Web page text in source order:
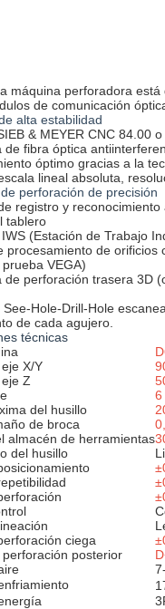
máquina perforadora
de comunicación
alta estabilidad
& MEYER CNC 84.00
de fibra óptica
óptimo gracias a la
lineal absoluta,
perforación de precisión
registro y
tablero
(Estación de Trabajo
procesamiento de
VEGA)
de perforación trasera 3D
See-Hole-Drill-Hole
de cada agujero.
técnicas
X/Y
Z
6
del husillo
de broca
almacén de herramientas
del husillo
ciega
posterior